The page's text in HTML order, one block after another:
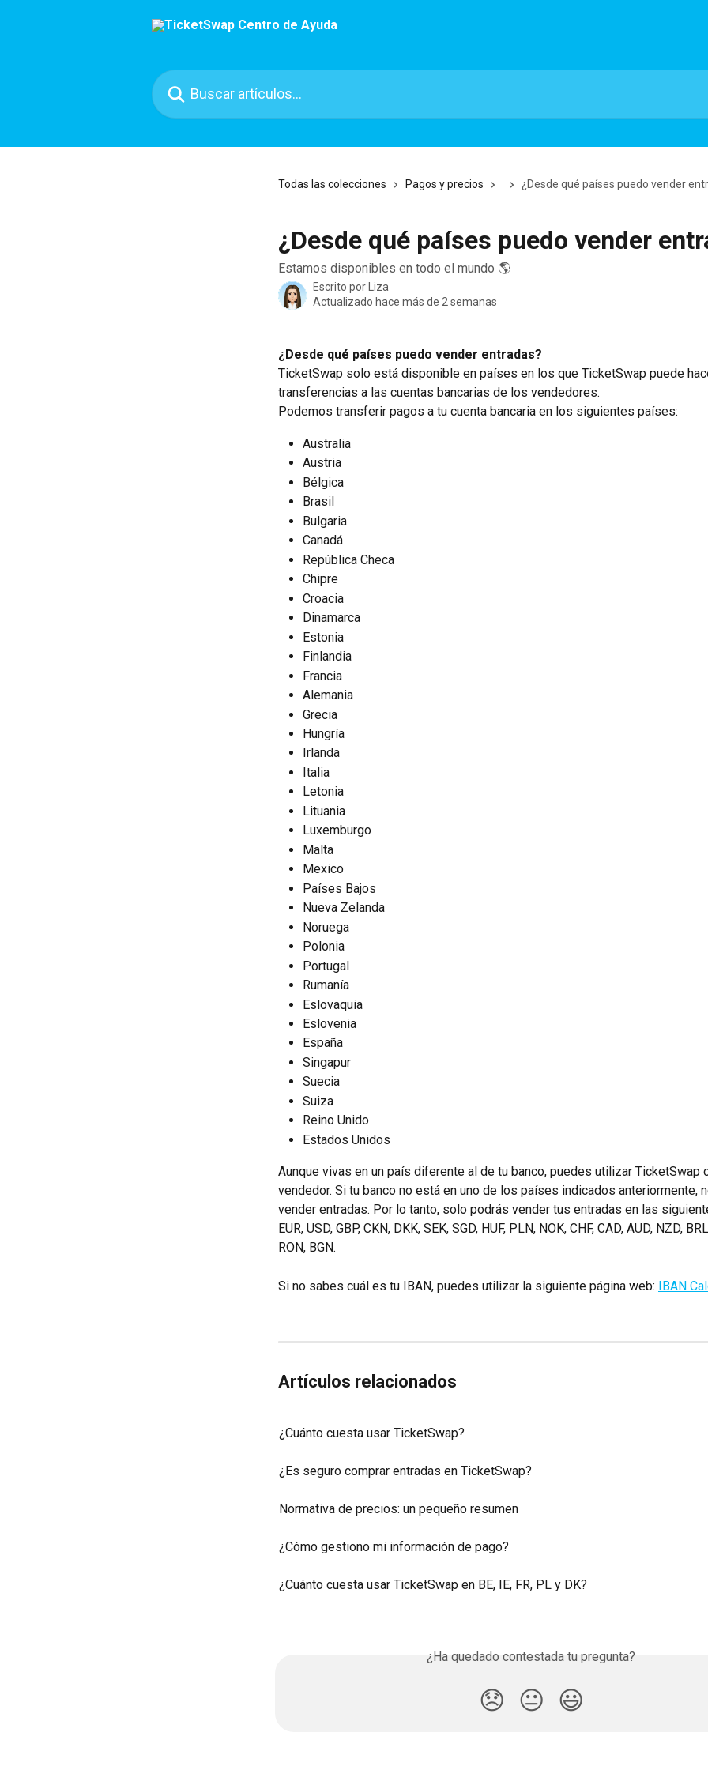
Buscar artículos...
Todas las colecciones Pagos y precios ¿Desde qué países puedo vender
¿Desde qué países puedo vender
Estamos disponibles en todo el mundo 🌎
Escrito por
Liza
Actualizado hace más de 2 semanas
¿Desde qué países puedo vender entradas?
TicketSwap solo está disponible en países en los que TicketSwap puede
transferencias a las cuentas bancarias de los vendedores.
Podemos transferir pagos a tu cuenta bancaria en los siguientes países:
Australia
Austria
Bélgica
Brasil
Bulgaria
Canadá
República Checa
Chipre
Croacia
Dinamarca
Estonia
Finlandia
Francia
Alemania
Grecia
Hungría
Irlanda
Italia
Letonia
Lituania
Luxemburgo
Malta
Mexico
Países Bajos
Nueva Zelanda
Noruega
Polonia
Portugal
Rumanía
Eslovaquia
Eslovenia
España
Singapur
Suecia
Suiza
Reino Unido
Estados Unidos
Aunque vivas en un país diferente al de tu banco, puedes utilizar TicketSwap
vendedor. Si tu banco no está en uno de los países indicados anteriormente,
vender entradas. Por lo tanto, solo podrás vender tus entradas en las
EUR, USD, GBP, CKN, DKK, SEK, SGD, HUF, PLN, NOK, CHF, CAD, AUD, NZD,
RON, BGN.
Si no sabes cuál es tu IBAN, puedes utilizar la siguiente página web: IBAN
Artículos relacionados
¿Cuánto cuesta usar TicketSwap?
¿Es seguro comprar entradas en TicketSwap?
Normativa de precios: un pequeño resumen
¿Cómo gestiono mi información de pago?
¿Cuánto cuesta usar TicketSwap en BE, IE, FR, PL y DK?
¿Ha quedado contestada tu pregunta?
😞 😐 😃